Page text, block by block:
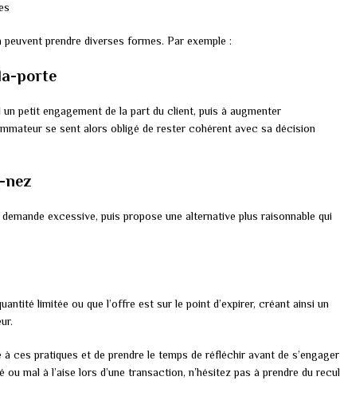
peuvent prendre diverses formes. Par exemple :
porte
petit engagement de la part du client, puis à augmenter
se sent alors obligé de rester cohérent avec sa décision
nez
excessive, puis propose une alternative plus raisonnable qui
limitée ou que l’offre est sur le point d’expirer, créant ainsi un
ces pratiques et de prendre le temps de réfléchir avant de s’engager
mal à l’aise lors d’une transaction, n’hésitez pas à prendre du recul